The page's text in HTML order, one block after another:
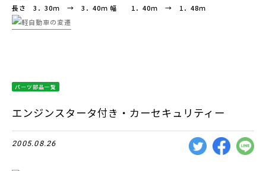
長さ 3．30ｍ → 3．40ｍ 幅 1．40ｍ → 1．48ｍ
パーツ部品一覧
エンジンスタータ付き・カーセキュリティー
2005.08.26